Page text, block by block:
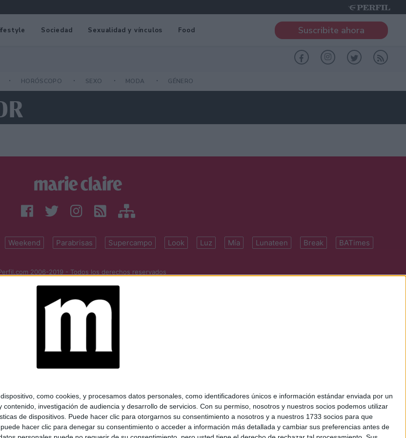
como cookies, y procesamos datos personales, como identificadores únicos e información estándar enviada por un
investigación de audiencia y desarrollo de servicios. Con su permiso, nosotros y nuestros socios podemos utilizar
de dispositivos. Puede hacer clic para otorgarnos su consentimiento a nosotros y a nuestros 1733 socios para que
hacer clic para denegar su consentimiento o acceder a información más detallada y cambiar sus preferencias antes de
Sociedad Sexualidad y vínculos Food Suscribite ahora
HORÓSCOPO SEXO MODA GÉNERO
Weekend Parabrisas Supercampo Look Luz Mía Lunateen Break BATimes
2006-2019 - Todos los derechos reservados
perfilcom@perfil.com| Propietario: Diario Perfil S.A.